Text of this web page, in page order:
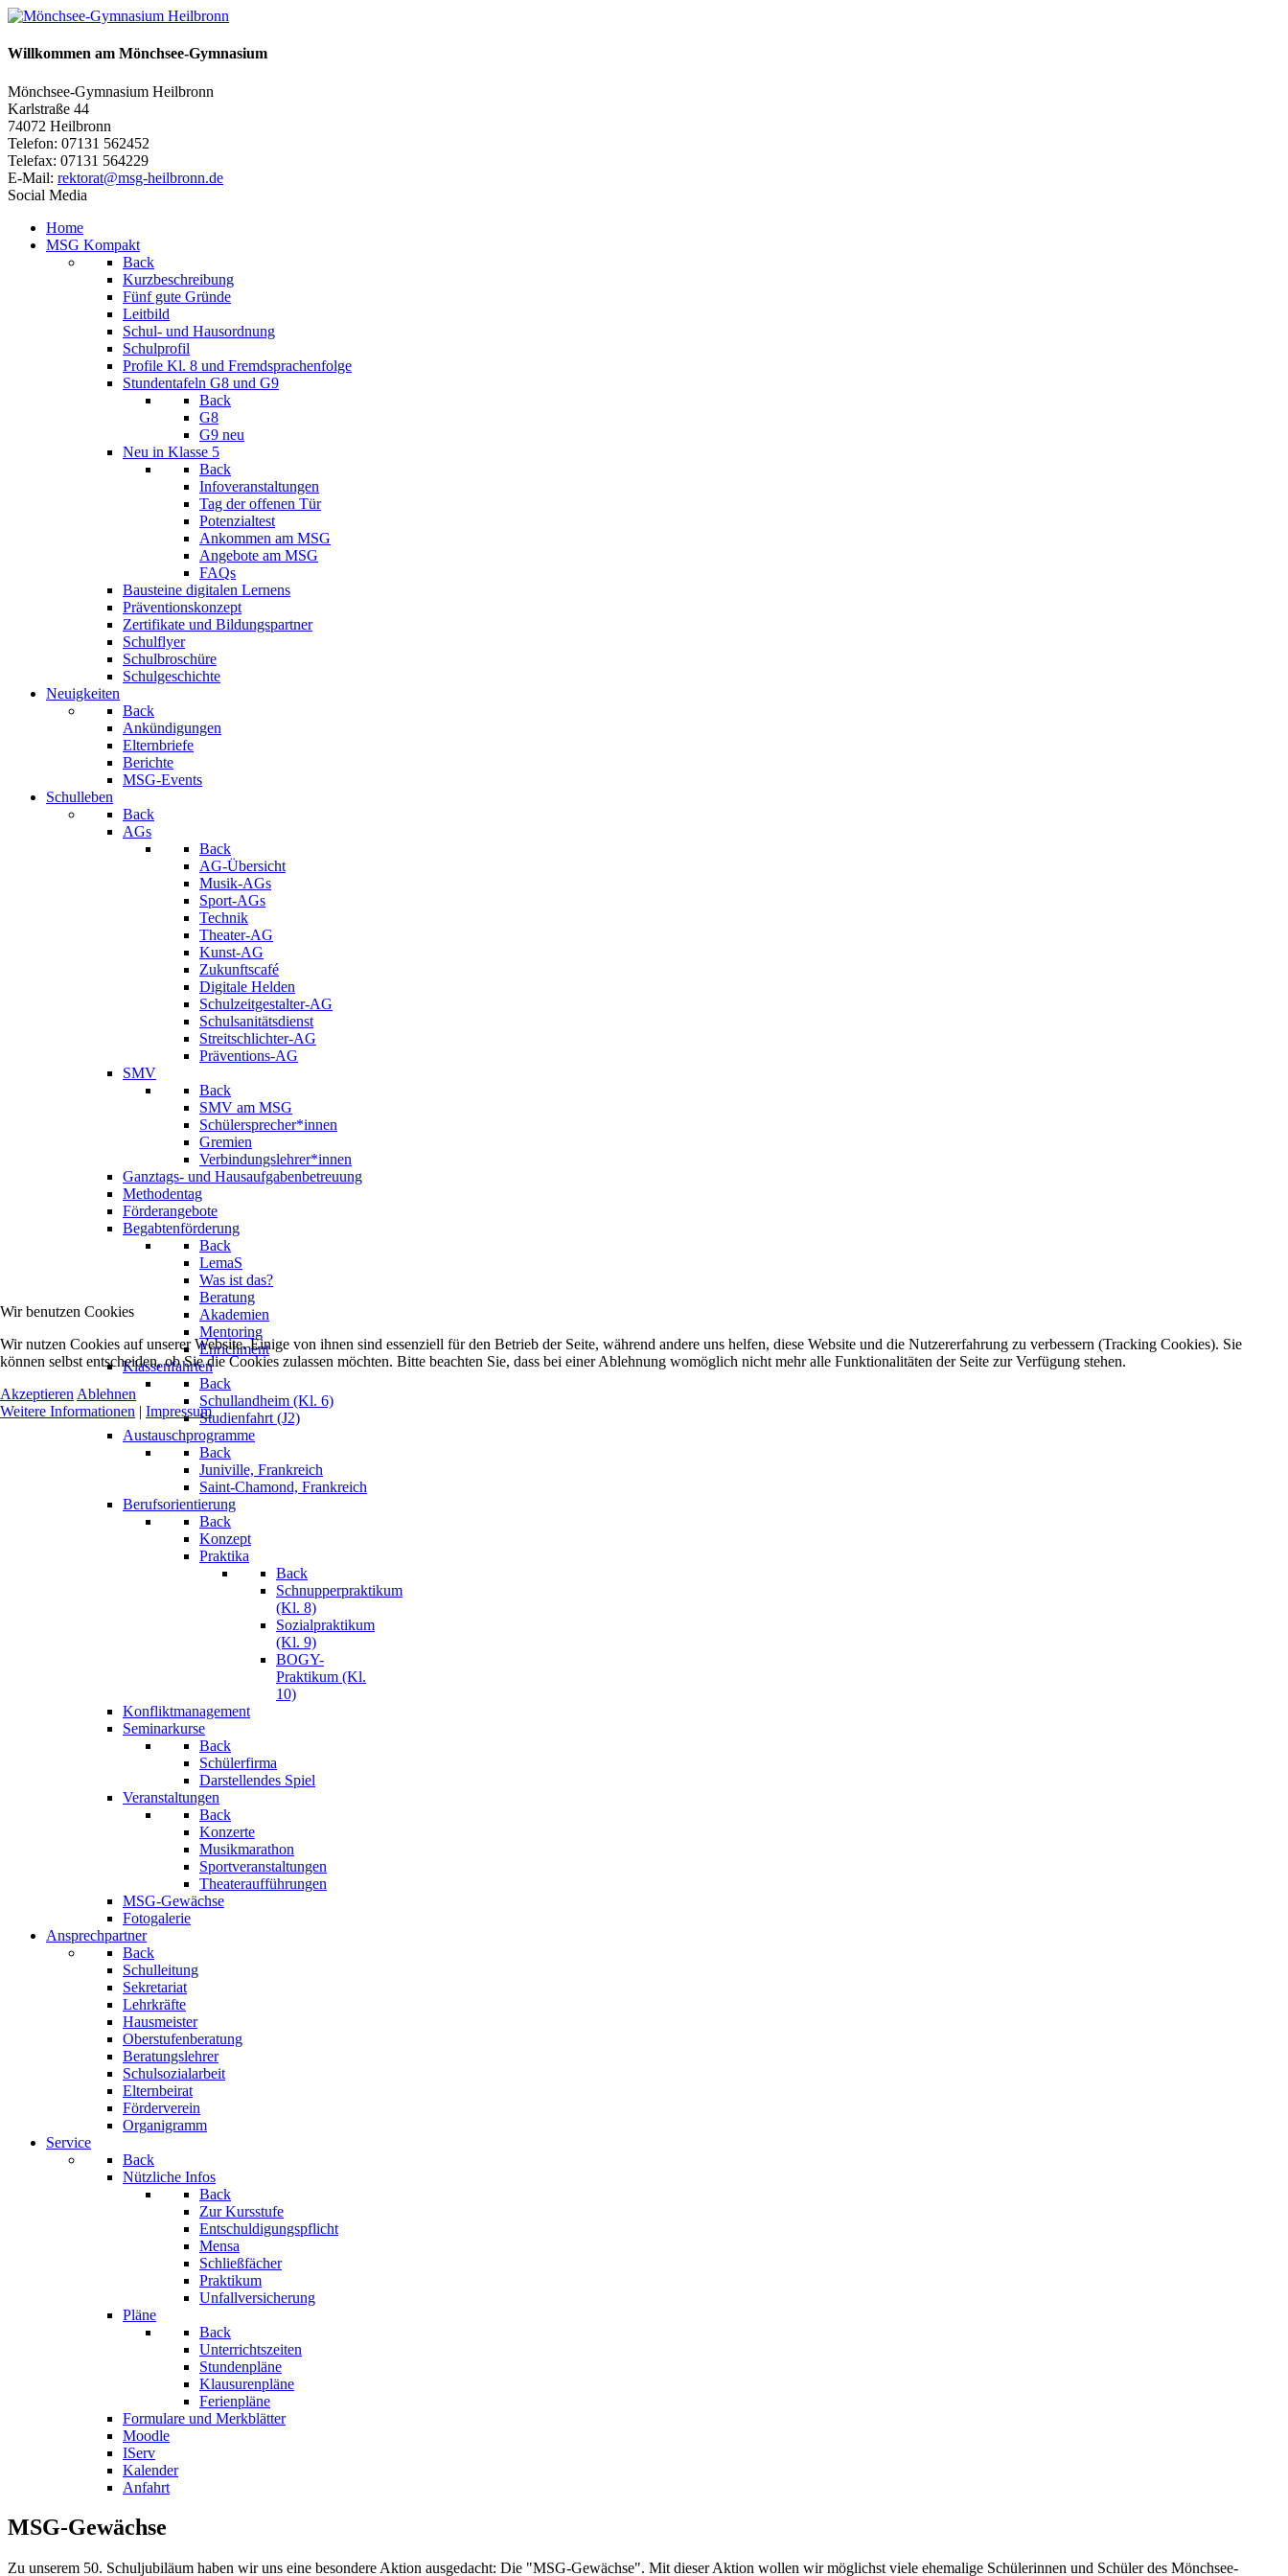
Willkommen am Mönchsee-Gymnasium
Mönchsee-Gymnasium Heilbronn
Karlstraße 44
74072 Heilbronn
Telefon: 07131 562452
Telefax: 07131 564229
E-Mail: rektorat@msg-heilbronn.de
Social Media
Home
MSG Kompakt
Back
Kurzbeschreibung
Fünf gute Gründe
Leitbild
Schul- und Hausordnung
Schulprofil
Profile Kl. 8 und Fremdsprachenfolge
Stundentafeln G8 und G9
Back
G8
G9 neu
Neu in Klasse 5
Back
Infoveranstaltungen
Tag der offenen Tür
Potenzialtest
Ankommen am MSG
Angebote am MSG
FAQs
Bausteine digitalen Lernens
Präventionskonzept
Zertifikate und Bildungspartner
Schulflyer
Schulbroschüre
Schulgeschichte
Neuigkeiten
Back
Ankündigungen
Elternbriefe
Berichte
MSG-Events
Schulleben
Back
AGs
Back
AG-Übersicht
Musik-AGs
Sport-AGs
Technik
Theater-AG
Kunst-AG
Zukunftscafé
Digitale Helden
Schulzeitgestalter-AG
Schulsanitätsdienst
Streitschlichter-AG
Präventions-AG
SMV
Back
SMV am MSG
Schülersprecher*innen
Gremien
Verbindungslehrer*innen
Ganztags- und Hausaufgabenbetreuung
Methodentag
Förderangebote
Begabtenförderung
Back
LemaS
Was ist das?
Beratung
Akademien
Mentoring
Enrichment
Klassenfahrten
Back
Schullandheim (Kl. 6)
Studienfahrt (J2)
Austauschprogramme
Back
Juniville, Frankreich
Saint-Chamond, Frankreich
Berufsorientierung
Back
Konzept
Praktika
Back
Schnupperpraktikum
(Kl. 8)
Sozialpraktikum
(Kl. 9)
BOGY-
Praktikum (Kl.
10)
Konfliktmanagement
Seminarkurse
Back
Schülerfirma
Darstellendes Spiel
Veranstaltungen
Back
Konzerte
Musikmarathon
Sportveranstaltungen
Theateraufführungen
MSG-Gewächse
Fotogalerie
Ansprechpartner
Back
Schulleitung
Sekretariat
Lehrkräfte
Hausmeister
Oberstufenberatung
Beratungslehrer
Schulsozialarbeit
Elternbeirat
Förderverein
Organigramm
Service
Back
Nützliche Infos
Back
Zur Kursstufe
Entschuldigungspflicht
Mensa
Schließfächer
Praktikum
Unfallversicherung
Pläne
Back
Unterrichtszeiten
Stundenpläne
Klausurenpläne
Ferienpläne
Formulare und Merkblätter
Moodle
IServ
Kalender
Anfahrt
MSG-Gewächse
Zu unserem 50. Schuljubiläum haben wir uns eine besondere Aktion ausgedacht: Die "MSG-Gewächse". Mit dieser Aktion wollen wir möglichst viele ehemalige Schülerinnen und Schüler des Mönchsee-
Wir benutzen Cookies
Wir nutzen Cookies auf unserer Website. Einige von ihnen sind essenziell für den Betrieb der Seite, während andere uns helfen, diese Website und die Nutzererfahrung zu verbessern (Tracking Cookies). Sie
können selbst entscheiden, ob Sie die Cookies zulassen möchten. Bitte beachten Sie, dass bei einer Ablehnung womöglich nicht mehr alle Funktionalitäten der Seite zur Verfügung stehen.
Akzeptieren Ablehnen
Weitere Informationen | Impressum